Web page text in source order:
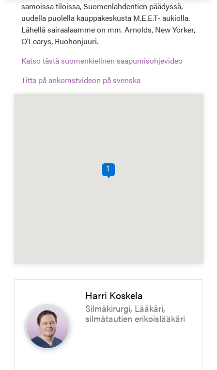
samoissa tiloissa, Suomenlahdentien päädyssä,
uudella puolella kauppakeskusta M.E.E.T- aukiolla.
Lähellä sairaalaamme on mm. Arnolds, New Yorker,
O'Learys, Ruohonjuuri.
Katso tästä suomenkielinen saapumisohjevideo
Titta på ankomstvideon på svenska
1
Harri Koskela
Silmäkirurgi, Lääkäri,
silmätautien erikoislääkäri